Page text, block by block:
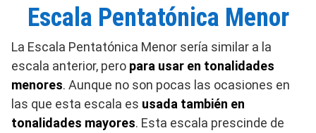
Escala Pentatónica Menor
La Escala Pentatónica Menor sería similar a la
escala anterior, pero para usar en tonalidades
menores. Aunque no son pocas las ocasiones en
las que esta escala es usada también en
tonalidades mayores. Esta escala prescinde de